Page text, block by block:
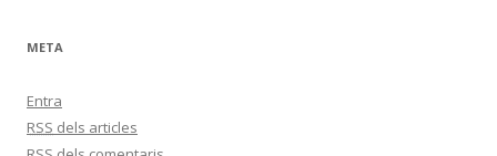
META
Entra
RSS dels articles